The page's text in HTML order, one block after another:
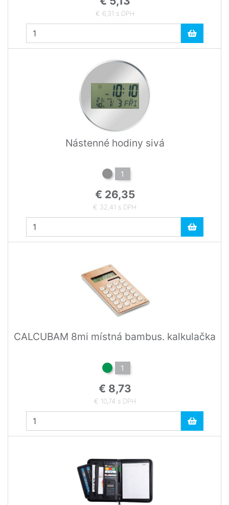
€ 6,31 s DPH
Nástenné hodiny sivá
1
€ 26,35
€ 32,41 s DPH
CALCUBAM 8mi místná bambus. kalkulačka
1
€ 8,73
€ 10,74 s DPH